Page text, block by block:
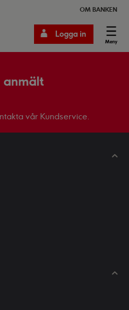
OM BANKEN
Meny
Logga in
anmält
vår Kundservice.